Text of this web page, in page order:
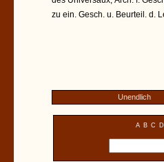
zu ein. Gesch. u. Beurteil. d.
Unendlich
A B C D